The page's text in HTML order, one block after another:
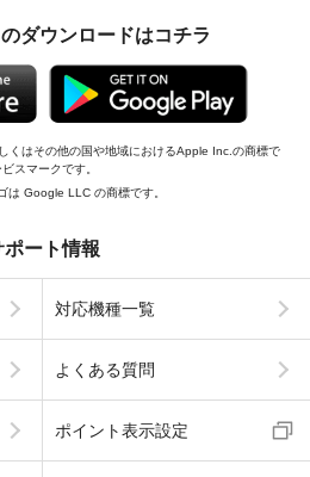
ダウンロードはコチラ
くはその他の国や地域におけるApple Inc.の商標で
スマークです。
Google LLC の商標です。
ポート情報
対応機種一覧
よくある質問
ポイント表示設定